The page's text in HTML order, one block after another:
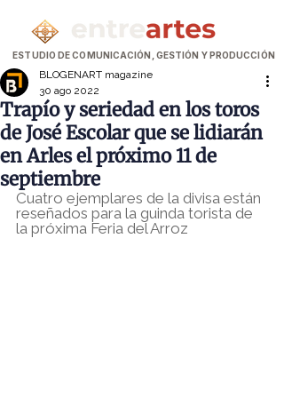
ESTUDIO DE COMUNICACIÓN, GESTIÓN Y PRODUCCIÓN
Trapío y seriedad en los toros
de José Escolar que se lidiarán
en Arles el próximo 11 de
septiembre
BLOGENART magazine
30 ago 2022
Cuatro ejemplares de la divisa están
reseñados para la guinda torista de
la próxima Feria del Arroz